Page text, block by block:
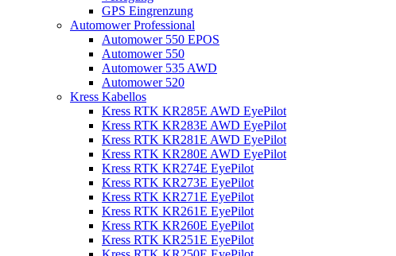
GPS Eingrenzung
Automower Professional
Automower 550 EPOS
Automower 550
Automower 535 AWD
Automower 520
Kress Kabellos
Kress RTK KR285E AWD EyePilot
Kress RTK KR283E AWD EyePilot
Kress RTK KR281E AWD EyePilot
Kress RTK KR280E AWD EyePilot
Kress RTK KR274E EyePilot
Kress RTK KR273E EyePilot
Kress RTK KR271E EyePilot
Kress RTK KR261E EyePilot
Kress RTK KR260E EyePilot
Kress RTK KR251E EyePilot